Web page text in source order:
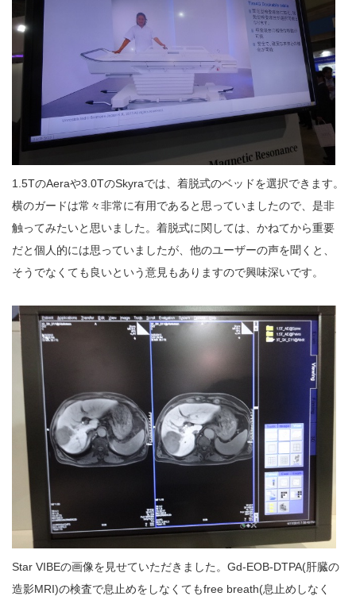
1.5TのAeraや3.0TのSkyraでは、着脱式のベッドを選択できます。
横のガードは常々非常に有用であると思っていましたので、是非
触ってみたいと思いました。着脱式に関しては、かねてから重要
だと個人的には思っていましたが、他のユーザーの声を聞くと、
そうでなくても良いという意見もありますので興味深いです。
Star VIBEの画像を見せていただきました。Gd-EOB-DTPA(肝臓の
造影MRI)の検査で息止めをしなくてもfree breath(息止めしなく